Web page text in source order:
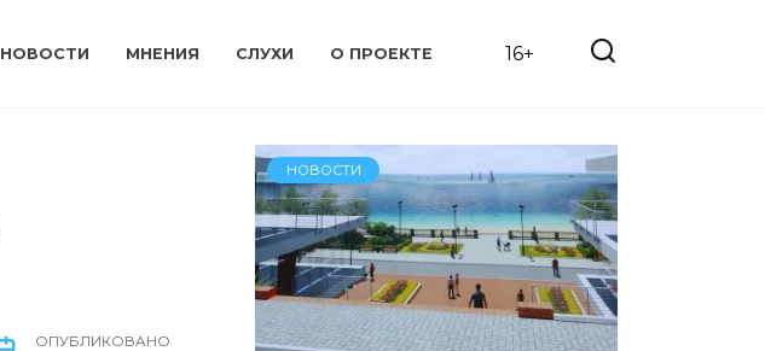
НОВОСТИ МНЕНИЯ СЛУХИ О ПРОЕКТЕ 16+
ОПУБЛИКОВАНО
НОВОСТИ